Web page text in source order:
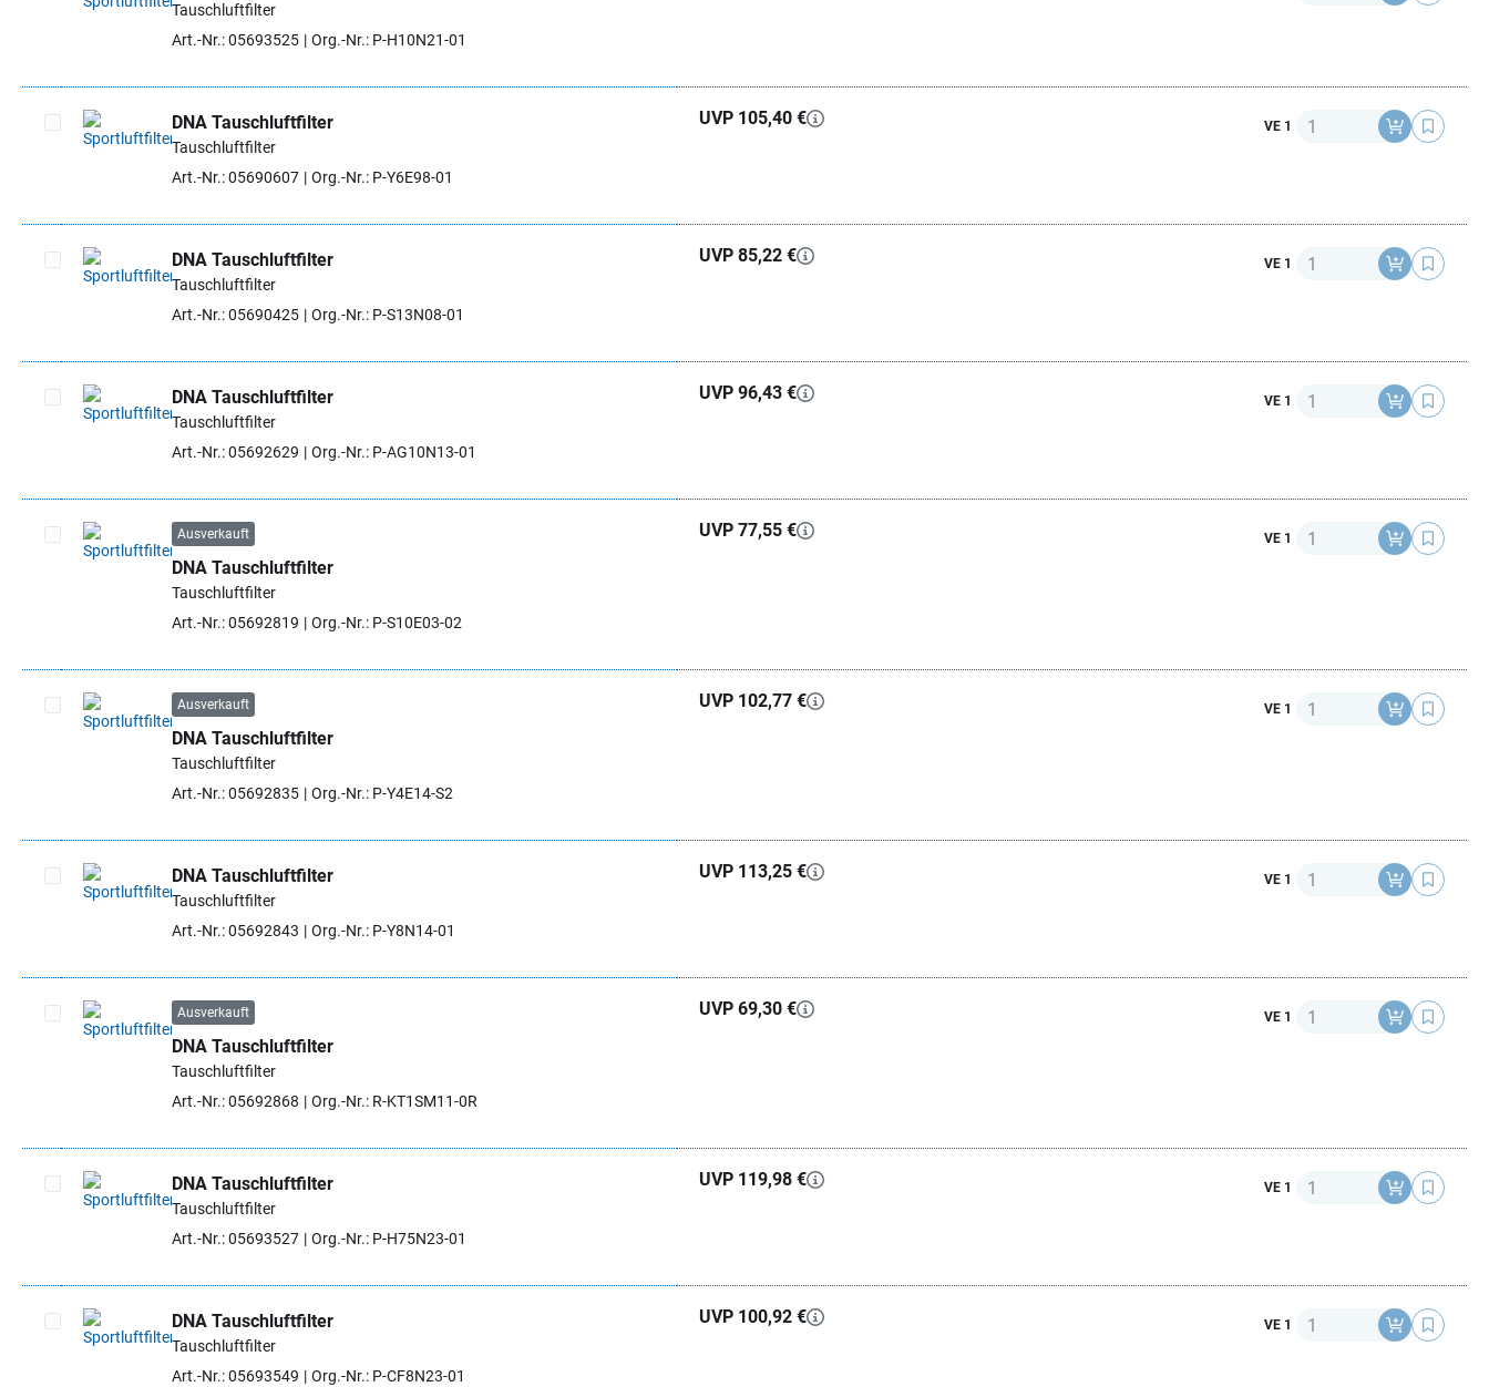
Artikel auswählen
Tauschluftfilter
Art.-Nr.: 05693525
Org.-Nr.: P-H10N21-01
Artikel auswählen
DNA Tauschluftfilter
Tauschluftfilter
Art.-Nr.: 05690607
Org.-Nr.: P-Y6E98-01
UVP 105,40 € VE 1 Anzahl
Artikel auswählen
DNA Tauschluftfilter
Tauschluftfilter
Art.-Nr.: 05690425
Org.-Nr.: P-S13N08-01
UVP 85,22 € VE 1 Anzahl
Artikel auswählen
DNA Tauschluftfilter
Tauschluftfilter
Art.-Nr.: 05692629
Org.-Nr.: P-AG10N13-01
UVP 96,43 € VE 1 Anzahl
Artikel auswählen
Ausverkauft
DNA Tauschluftfilter
Tauschluftfilter
Art.-Nr.: 05692819
Org.-Nr.: P-S10E03-02
UVP 77,55 € VE 1 Anzahl
Artikel auswählen
Ausverkauft
DNA Tauschluftfilter
Tauschluftfilter
Art.-Nr.: 05692835
Org.-Nr.: P-Y4E14-S2
UVP 102,77 € VE 1 Anzahl
Artikel auswählen
DNA Tauschluftfilter
Tauschluftfilter
Art.-Nr.: 05692843
Org.-Nr.: P-Y8N14-01
UVP 113,25 € VE 1 Anzahl
Artikel auswählen
Ausverkauft
DNA Tauschluftfilter
Tauschluftfilter
Art.-Nr.: 05692868
Org.-Nr.: R-KT1SM11-0R
UVP 69,30 € VE 1 Anzahl
Artikel auswählen
DNA Tauschluftfilter
Tauschluftfilter
Art.-Nr.: 05693527
Org.-Nr.: P-H75N23-01
UVP 119,98 € VE 1 Anzahl
Artikel auswählen
DNA Tauschluftfilter
Tauschluftfilter
Art.-Nr.: 05693549
Org.-Nr.: P-CF8N23-01
UVP 100,92 € VE 1 Anzahl